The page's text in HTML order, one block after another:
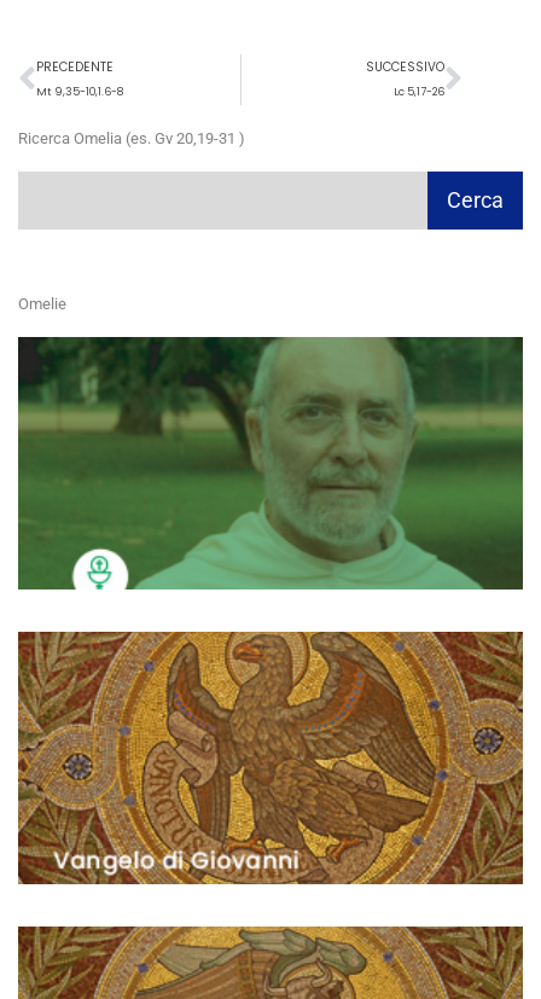
Precedente
PRECEDENTE
Mt 9,35-10,1.6-8
SUCCESSIVO
Lc 5,17-26
Ricerca Omelia (es. Gv 20,19-31 )
Cerca
Omelie